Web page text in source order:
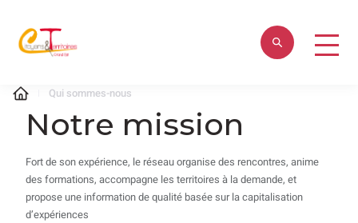
Qui sommes-nous
Notre mission
Fort de son expérience, le réseau organise des rencontres, anime
des formations, accompagne les territoires à la demande, et
propose une information de qualité basée sur la capitalisation
d’expériences